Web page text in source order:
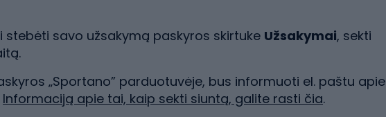
stebėti savo užsakymą paskyros skirtuke Užsakymai, sekti
„Sportano” parduotuvėje, bus informuoti el. paštu apie
Informaciją apie tai, kaip sekti siuntą, galite rasti čia.